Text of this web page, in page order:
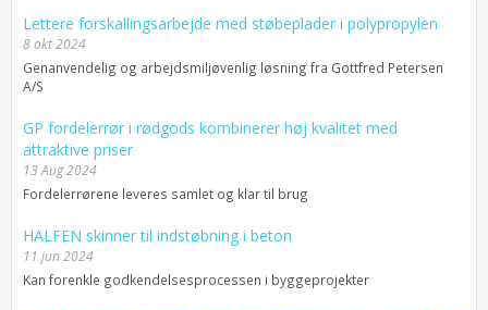
Lettere forskallingsarbejde med støbeplader i polypropylen
8 okt 2024
Genanvendelig og arbejdsmiljøvenlig løsning fra Gottfred Petersen
A/S
GP fordelerrør i rødgods kombinerer høj kvalitet med
attraktive priser
13 Aug 2024
Fordelerrørene leveres samlet og klar til brug
HALFEN skinner til indstøbning i beton
11 jun 2024
Kan forenkle godkendelsesprocessen i byggeprojekter